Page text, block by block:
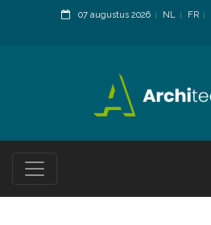
07 augustus 2026 NL FR